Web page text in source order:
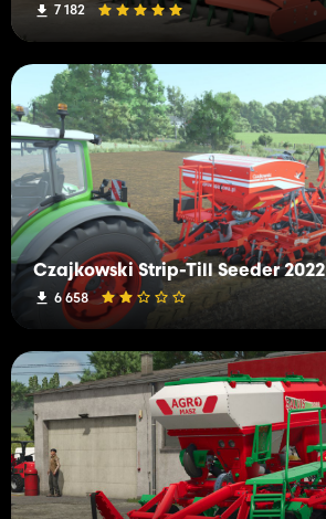
7 182
Czajkowski Strip-Till Seeder 2022
6 658